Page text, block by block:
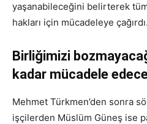
yaşanabileceğini belirterek
hakları için mücadeleye çağırdı.
Birliğimizi
kadar mücadele
Mehmet Türkmen’den sonra
işçilerden Müslüm Güneş ise